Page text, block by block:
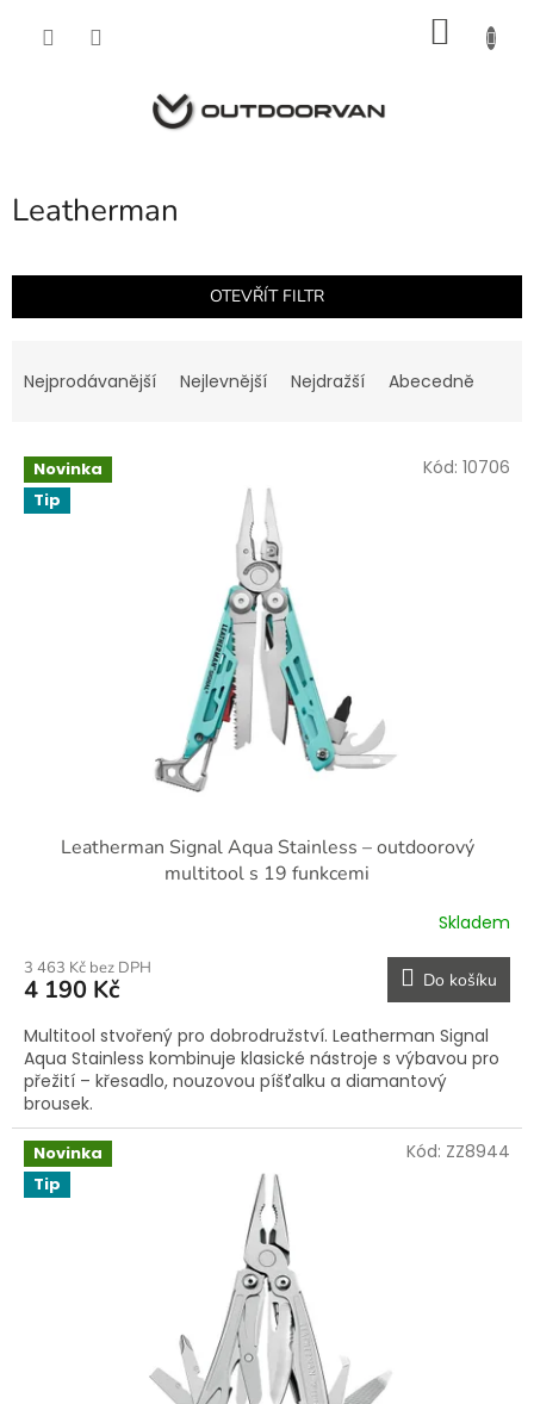
Leatherman
OTEVŘÍT FILTR
p
Nejprodávanější Nejlevnější Nejdražší Abecedně
V
p
Novinka
Tip
Leatherman Signal Aqua Stainless – outdoorový
multitool s 19 funkcemi
Skladem
3 463 Kč bez DPH
4 190 Kč Do košíku
Multitool stvořený pro dobrodružství. Leatherman Signal
Aqua Stainless kombinuje klasické nástroje s výbavou pro
přežití – křesadlo, nouzovou píšťalku a diamantový
brousek.
Kód: 10706
Novinka
Tip
Kód: ZZ8944